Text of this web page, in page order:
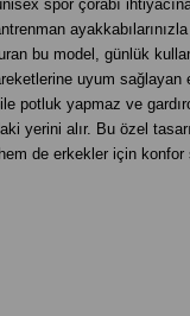
spor çorabı
bu model, günlük
uyum sağlayan
potluk yapmaz ve
yerini alır. Bu özel
de erkekler için konfor